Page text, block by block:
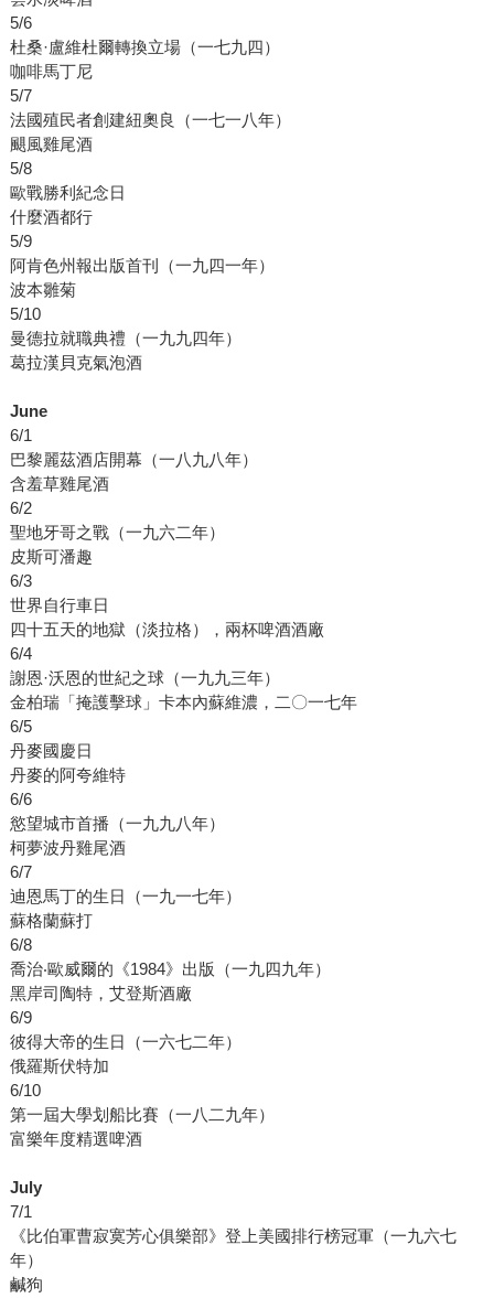
5/6
杜桑·盧維杜爾轉換立場（一七九四）
咖啡馬丁尼
5/7
法國殖民者創建紐奧良（一七一八年）
颶風雞尾酒
5/8
歐戰勝利紀念日
什麼酒都行
5/9
阿肯色州報出版首刊（一九四一年）
波本雛菊
5/10
曼德拉就職典禮（一九九四年）
葛拉漢貝克氣泡酒
June
6/1
巴黎麗茲酒店開幕（一八九八年）
含羞草雞尾酒
6/2
聖地牙哥之戰（一九六二年）
皮斯可潘趣
6/3
世界自行車日
四十五天的地獄（淡拉格），兩杯啤酒酒廠
6/4
謝恩·沃恩的世紀之球（一九九三年）
金柏瑞「掩護擊球」卡本內蘇維濃，二〇一七年
6/5
丹麥國慶日
丹麥的阿夸維特
6/6
慾望城市首播（一九九八年）
柯夢波丹雞尾酒
6/7
迪恩馬丁的生日（一九一七年）
蘇格蘭蘇打
6/8
喬治‧歐威爾的《1984》出版（一九四九年）
黑岸司陶特，艾登斯酒廠
6/9
彼得大帝的生日（一六七二年）
俄羅斯伏特加
6/10
第一屆大學划船比賽（一八二九年）
富樂年度精選啤酒
July
7/1
《比伯軍曹寂寞芳心俱樂部》登上美國排行榜冠軍（一九六七
年）
鹹狗